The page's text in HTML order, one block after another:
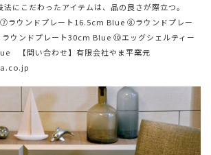
にこだわったアイテムは、品の良さが際立つ。
ラウンドプレート16.5cm Blue ⑧ラウンドプレー
ウンドプレート30cm Blue ⑩エッグシェルティー
【問い合わせ】有限会社やま平窯元